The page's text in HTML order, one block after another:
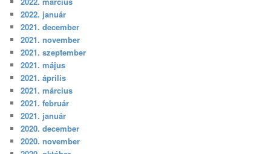
2022. január
2021. december
2021. november
2021. szeptember
2021. május
2021. április
2021. március
2021. február
2021. január
2020. december
2020. november